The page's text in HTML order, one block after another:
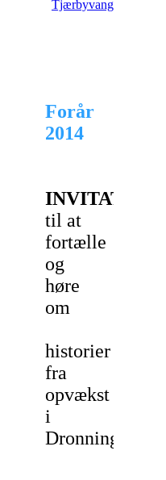
Tjærbyvang
Forår
2014
INVITATION
til at
fortælle
og
høre
om
historier
fra
opvækst
i
Dronningborg.